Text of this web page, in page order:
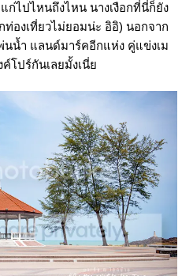
ก่ไปไหนถึงไหน นางเงือกที่นี่ก็ยัง
องเที่ยวไม่ยอมน่ะ อิอิ) นอกจาก
นน้ำ แลนด์มาร์คอีกแห่ง คู่แข่งเม
ค์โปร์กันเลยมั้งเนี่